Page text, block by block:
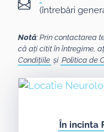
(întrebări
Notă: Prin contactarea
că ați citit în întregime,
Condițiile și Politica de
În incinta